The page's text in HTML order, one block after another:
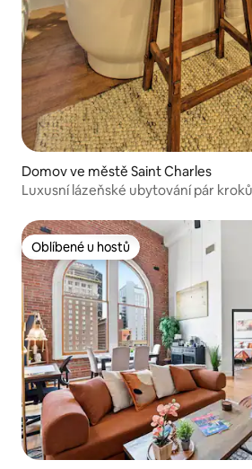
Domov ve městě Saint Charles
Luxusní lázeňské ubytování pár
Oblíbené u hostů
Oblíbené u hostů